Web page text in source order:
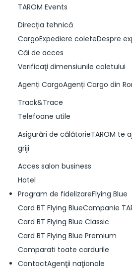
TAROM Events
Direcţia tehnică
CargoExpediere coleteDespre
Căi de acces
Verificaţi dimensiunile coletului
Agenți CargoAgenți Cargo din
Track&Trace
Telefoane utile
Asigurări de călătorieTAROM te
griji
Acces salon business
Hotel
Program de fidelizareFlying Blue
Card BT Flying BlueCampanie
Card BT Flying Blue Classic
Card BT Flying Blue Premium
Comparati toate cardurile
ContactAgenţii naţionale